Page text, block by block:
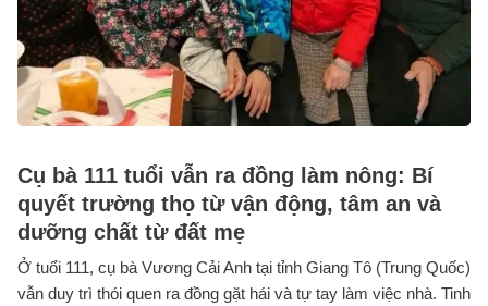
Cụ bà 111 tuổi vẫn ra đồng làm nông: Bí
quyết trường thọ từ vận động, tâm an và
dưỡng chất từ đất mẹ
Ở tuổi 111, cụ bà Vương Cải Anh tại tỉnh Giang Tô (Trung Quốc)
vẫn duy trì thói quen ra đồng gặt hái và tự tay làm việc nhà. Tinh